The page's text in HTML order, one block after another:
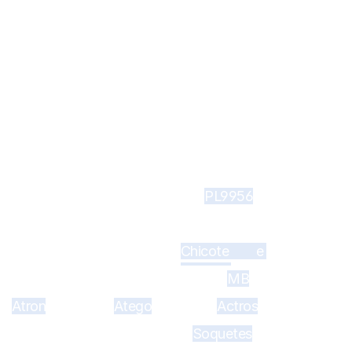
PL9956
Chicote e
soqueteMB
Atron Atego
Actros
Soquetes